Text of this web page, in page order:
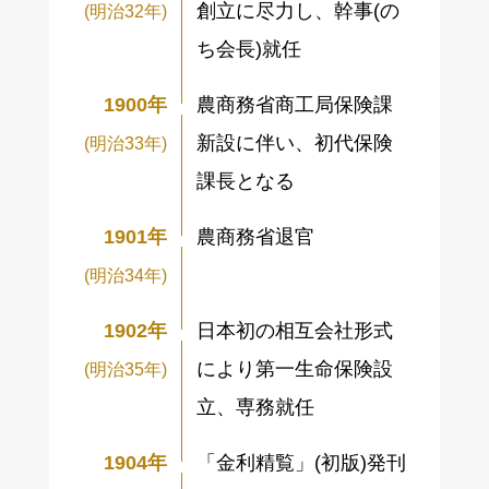
(明治32年)
創立に尽力し、幹事(の
ち会長)就任
1900年
(明治33年)
農商務省商工局保険課
新設に伴い、初代保険
課長となる
1901年
(明治34年)
農商務省退官
1902年
(明治35年)
日本初の相互会社形式
により第一生命保険設
立、専務就任
1904年 「金利精覧」(初版)発刊